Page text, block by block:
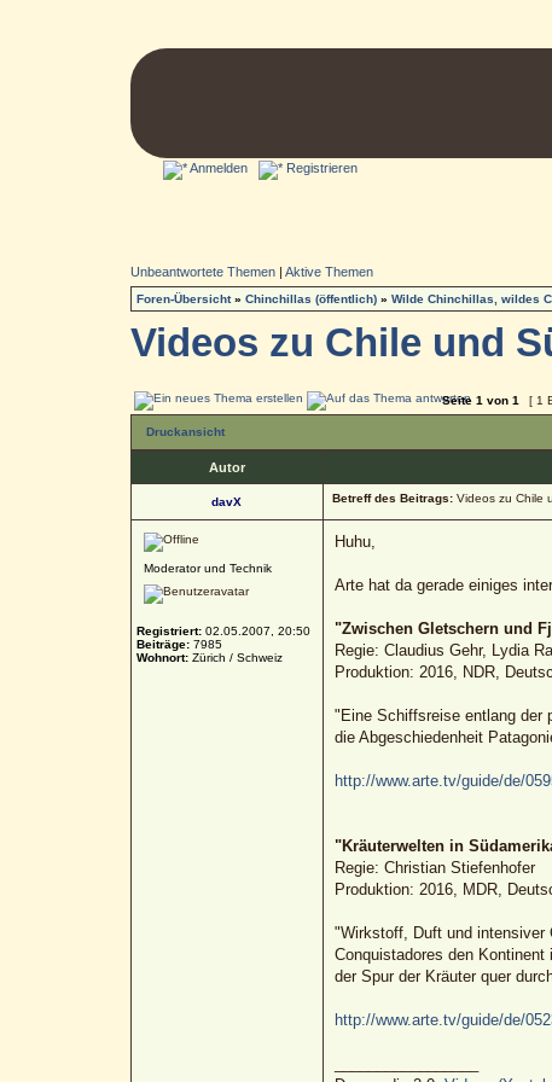
Anmelden Registrieren
Unbeantwortete Themen| Aktive Themen
Foren-Übersicht» Chinchillas (öffentlich)» Wilde Chinchillas, wildes
Videos zu Chile und
Seite 1 von 1 [ 1
Druckansicht
Autor
davX Betreff des Beitrags:Videos zu Chile
Moderator und Technik
Registriert:02.05.2007, 20:50
Beiträge:7985
Wohnort:Zürich / Schweiz
Huhu,
Arte hat da gerade einiges
"Zwischen Gletschern und
Regie: Claudius Gehr, Lydia
Produktion: 2016, NDR,
"Eine Schiffsreise entlang der
die Abgeschiedenheit
http://www.arte.tv/guide/de/
"Kräuterwelten in
Regie: Christian Stiefenhofer
Produktion: 2016, MDR,
"Wirkstoff, Duft und intensiver
Conquistadores den
der Spur der Kräuter quer
http://www.arte.tv/guide/de/